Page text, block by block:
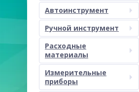
Автоинструмент
Ручной инструмент
Расходные
материалы
Измерительные
приборы